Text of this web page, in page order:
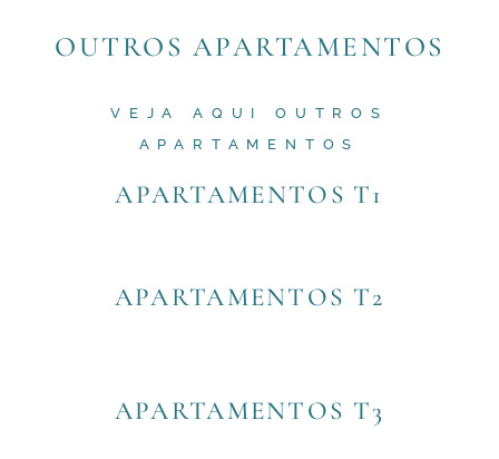
OUTROS APARTAMENTOS
VEJA AQUI OUTROS
APARTAMENTOS
APARTAMENTOS T1
APARTAMENTOS T2
APARTAMENTOS T3